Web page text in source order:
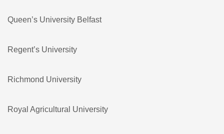
Queen’s University Belfast
Regent’s University
Richmond University
Royal Agricultural University